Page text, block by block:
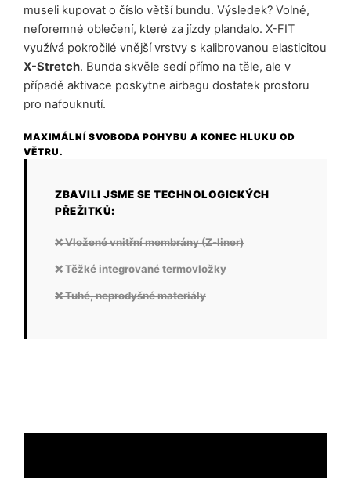
museli kupovat o číslo větší bundu. Výsledek? Volné,
neforemné oblečení, které za jízdy plandalo. X-FIT
využívá pokročilé vnější vrstvy s kalibrovanou elasticitou
X-Stretch. Bunda skvěle sedí přímo na těle, ale v
případě aktivace poskytne airbagu dostatek prostoru
pro nafouknutí.
MAXIMÁLNÍ SVOBODA POHYBU A KONEC HLUKU OD
VĚTRU.
ZBAVILI JSME SE TECHNOLOGICKÝCH
PŘEŽITKŮ:
❌ Vložené vnitřní membrány (Z-liner)
❌ Těžké integrované termovložky
❌ Tuhé, neprodyšné materiály